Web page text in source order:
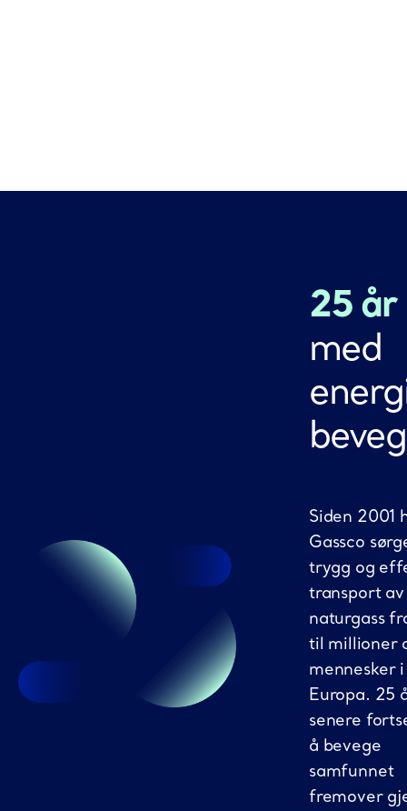
25 år
med
Siden 2001
Gassco
trygg og
transport av
naturgass
til millioner
mennesker i
Europa. 25
senere
å bevege
samfunnet
fremover